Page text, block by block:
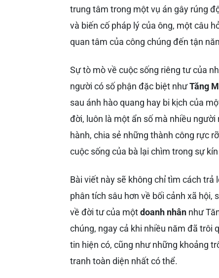
trung tâm trong một vụ án gây rúng
và biến cố pháp lý của ông, một câu
quan tâm của công chúng đến tận
Sự tò mò về cuộc sống riêng tư của
người có số phận đặc biệt nhưTăng
sau ánh hào quang hay bi kịch của
đời, luôn là một ẩn số mà nhiều
hành, chia sẻ những thành công rực
cuộc sống của bà lại chìm trong sự
Bài viết này sẽ không chỉ tìm cách trả
phân tích sâu hơn về bối cảnh xã hội,
về đời tư của mộtdoanh nhân như
chúng, ngay cả khi nhiều năm đã trôi
tin hiện có, cũng như những khoảng
tranh toàn diện nhất có thể.